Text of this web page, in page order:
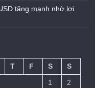
tăng mạnh nhờ lợi
T F S
S
1
2